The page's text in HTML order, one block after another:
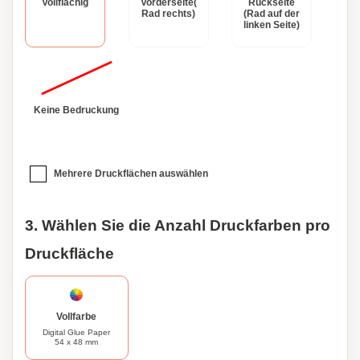
Vollflächig
Vorderseite(
Rad rechts)
Rückseite
(Rad auf der
linken Seite)
Keine Bedruckung
Mehrere Druckflächen auswählen
3. Wählen Sie die Anzahl Druckfarben pro
Druckfläche
Vollfarbe
Digital Glue Paper
54 x 48 mm